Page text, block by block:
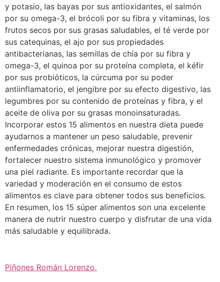
y potasio, las bayas por sus antioxidantes, el salmón
por su omega-3, el brócoli por su fibra y vitaminas, los
frutos secos por sus grasas saludables, el té verde por
sus catequinas, el ajo por sus propiedades
antibacterianas, las semillas de chía por su fibra y
omega-3, el quinoa por su proteína completa, el kéfir
por sus probióticos, la cúrcuma por su poder
antiinflamatorio, el jengibre por su efecto digestivo, las
legumbres por su contenido de proteínas y fibra, y el
aceite de oliva por su grasas monoinsaturadas.
Incorporar estos 15 alimentos en nuestra dieta puede
ayudarnos a mantener un peso saludable, prevenir
enfermedades crónicas, mejorar nuestra digestión,
fortalecer nuestro sistema inmunológico y promover
una piel radiante. Es importante recordar que la
variedad y moderación en el consumo de estos
alimentos es clave para obtener todos sus beneficios.
En resumen, los 15 súper alimentos son una excelente
manera de nutrir nuestro cuerpo y disfrutar de una vida
más saludable y equilibrada.
Piñones Román Lorenzo.